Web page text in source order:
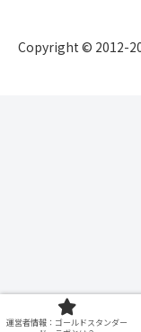
Copyright © 2012-
運営者情報：ゴールドスタンダー